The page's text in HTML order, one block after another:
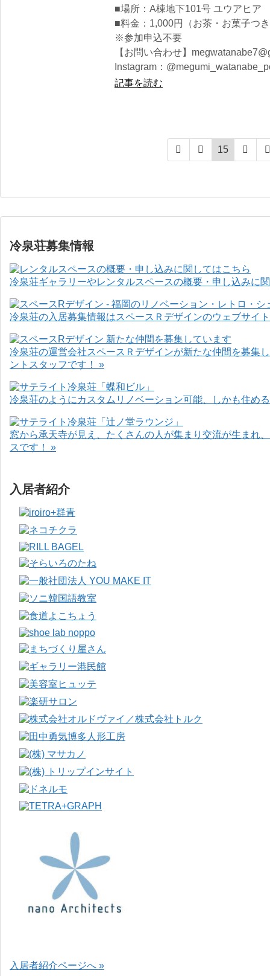
■場所：A棟地下101号 ユウアヒア
■料金：1,000円（お茶・お菓子つ
※参加申込不要
【お問い合わせ】
Instagram：
記事を読む
15
冷泉荘募集情報
冷泉荘ギャラリーやレンタルスペースの概要・申し込みに
冷泉荘の入居募集情報はスペースＲデザインのウェブサイ
冷泉荘の運営会社スペースＲデザインが新たな仲間を募集
ントスタッフです！ »
冷泉荘のようにカスタムリノベーション可能、しかも住め
窓から承天寺が見え、たくさんの人が集まり交流が生まれ
スです！ »
入居者紹介
入居者紹介ページへ »